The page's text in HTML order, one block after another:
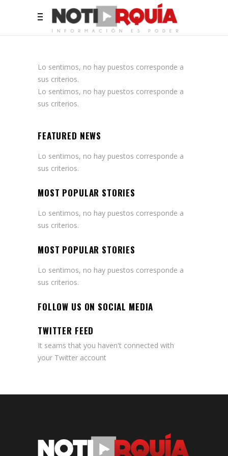
Lo sentimos, no hay puestos corresponde a
sus criterios.
Lo sentimos, no hay puestos corresponde a
sus criterios.
FEATURED NEWS
Lo sentimos, no hay puestos corresponde a
sus criterios.
MOST POPULAR STORIES
Lo sentimos, no hay puestos corresponde a
sus criterios.
MOST POPULAR STORIES
Lo sentimos, no hay puestos corresponde a
sus criterios.
FOLLOW US ON SOCIAL MEDIA
TWITTER FEED
It seams that you haven't connected with
your Twitter account